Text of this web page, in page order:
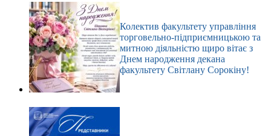
Колектив факультету управління
торговельно-підприємницькою та
митною діяльністю щиро вітає з
Днем народження декана
факультету Світлану Сорокіну!